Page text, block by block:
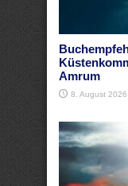
Amrum
8. August 2026